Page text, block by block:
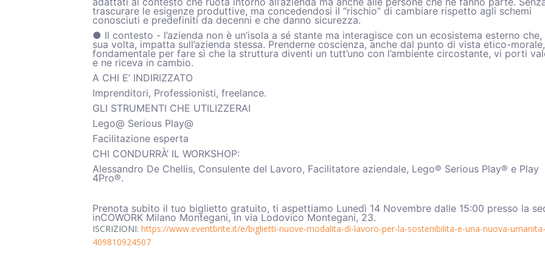
trascurare le esigenze produttive, ma concedendosi il “rischio” di cambiare rispetto agli schemi
conosciuti e predefiniti da decenni e che danno sicurezza.
● Il contesto - l’azienda non è un’isola a sé stante ma interagisce con un ecosistema esterno che,
sua volta, impatta sull’azienda stessa. Prenderne coscienza, anche dal punto di vista etico-
fondamentale per fare sì che la struttura diventi un tutt’uno con l’ambiente circostante, vi porti
e ne riceva in cambio.
A CHI E’ INDIRIZZATO
Imprenditori, Professionisti, freelance.
GLI STRUMENTI CHE UTILIZZERAI
Lego@ Serious Play@
Facilitazione esperta
CHI CONDURRÀ’ IL WORKSHOP:
Alessandro De Chellis, Consulente del Lavoro, Facilitatore aziendale, Lego® Serious Play® e Play
4Pro®.
Prenota subito il tuo biglietto gratuito, ti aspettiamo Lunedì 14 Novembre dalle 15:00 presso la
inCOWORK Milano Montegani, in via Lodovico Montegani, 23.
ISCRIZIONI: https://www.eventbrite.it/e/biglietti-nuove-modalita-di-lavoro-per-la-sostenibilita-e-una-nuova-umanita-
409810924507